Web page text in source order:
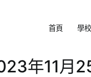
中華基督教會扶輪中學
Rotary Secondary
首頁 學
年11月